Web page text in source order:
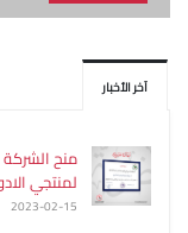
آخر الأخبار
منح الشركة
لمنتجي
2023-02-15